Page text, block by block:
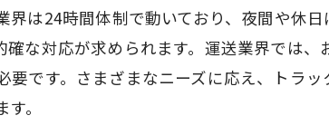
は24時間体制で動いており、夜間や休
な対応が求められます。運送業界では、
です。さまざまなニーズに応え、トラッ
。